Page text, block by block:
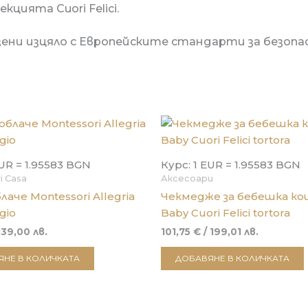
Cuori Felici.
изцяло с Европейските стандарти за
= 1.95583 BGN
Casa
Montessori Allegria
лв.
В КОЛИЧКАТА
Курс: 1 EUR = 1.95583 BGN
Аксесоари
Чекмедже за бебешка
Baby Cuori Felici tortora
101,75 € / 199,01 лв.
ДОБАВЯНЕ В КОЛИЧКАТА